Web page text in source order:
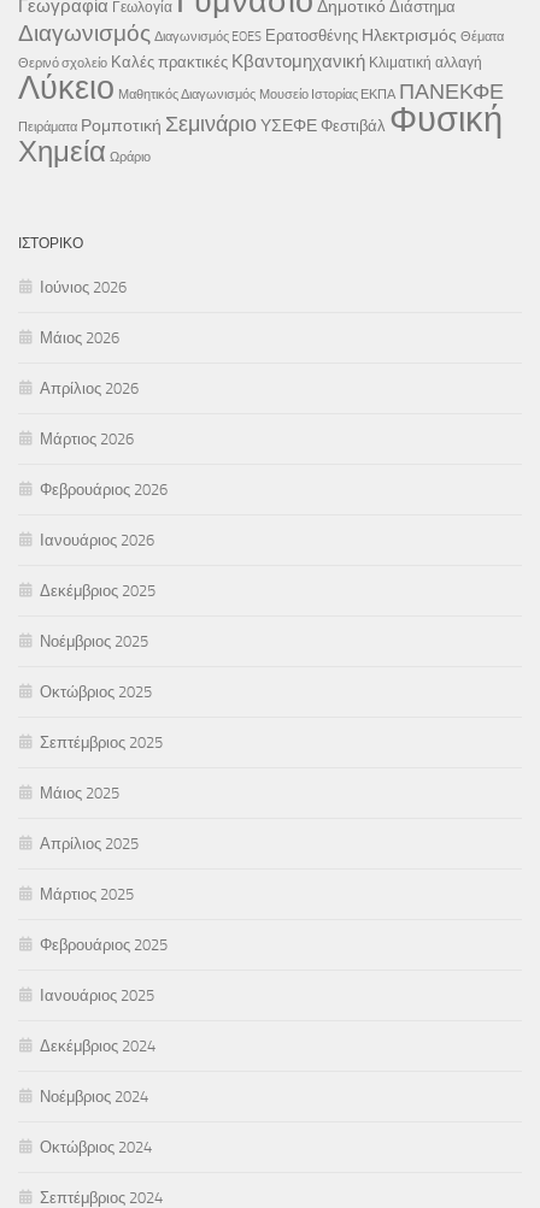
Γεωγραφία Γεωλογία Δημοτικό Διάστημα
Διαγωνισμός Διαγωνισμός EOES Ερατοσθένης Ηλεκτρισμός Θέματα
Θερινό σχολείο Καλές πρακτικές Κβαντομηχανική Κλιματική αλλαγή
Λύκειο Μαθητικός Διαγωνισμός Μουσείο Ιστορίας ΕΚΠΑ ΠΑΝΕΚΦΕ
Πειράματα Ρομποτική ΣεμινάριοΥΣΕΦΕ Φεστιβάλ Φυσική
Χημεία Ωράριο
ΙΣΤΟΡΙΚΌ
Ιούνιος 2026
Μάιος 2026
Απρίλιος 2026
Μάρτιος 2026
Φεβρουάριος 2026
Ιανουάριος 2026
Δεκέμβριος 2025
Νοέμβριος 2025
Οκτώβριος 2025
Σεπτέμβριος 2025
Μάιος 2025
Απρίλιος 2025
Μάρτιος 2025
Φεβρουάριος 2025
Ιανουάριος 2025
Δεκέμβριος 2024
Νοέμβριος 2024
Οκτώβριος 2024
Σεπτέμβριος 2024